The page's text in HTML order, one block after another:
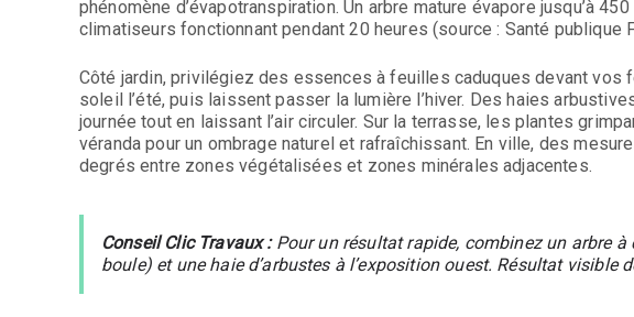
phénomène d’évapotranspiration. Un arbre mature évapore jusqu’à
climatiseurs fonctionnant pendant 20 heures (source : Santé publique
Côté jardin, privilégiez des essences à feuilles caduques devant
soleil l’été, puis laissent passer la lumière l’hiver. Des haies
journée tout en laissant l’air circuler. Sur la terrasse, les plantes
véranda pour un ombrage naturel et rafraîchissant. En ville, des
degrés entre zones végétalisées et zones minérales adjacentes.
Conseil Clic Travaux :Pour un résultat rapide, combinez un arbre
boule) et une haie d’arbustes à l’exposition ouest. Résultat visible